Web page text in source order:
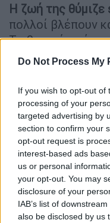
Do Not Process My
If you wish to opt-out of
processing of your
targeted advertising by
section to confirm your
opt-out request is
interest-based ads
us or personal
your opt-out. You may
disclosure of your
IAB’s list of
also be disclosed by us
Η ζωή της
πολλοί βλέπουν
Το βασικό
αστυνομικός, με
υπαλλήλου,
lifestyle για